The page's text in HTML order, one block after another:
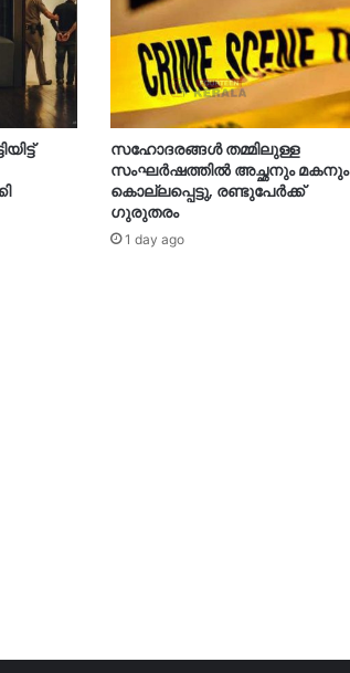
സഹോദരങ്ങൾ തമ്മിലുള്ള
സംഘർഷത്തിൽ അച്ഛനും മകനും
കൊല്ലപ്പെട്ടു, രണ്ടുപേർക്ക്
ഗുരുതരം
1 day ago